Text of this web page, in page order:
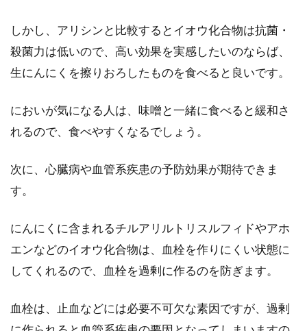
春が旬のものといえば、たけのこ料理を挙げる
ますが、...
小麦粉とバターで作ろう！絶品お菓
子と楽しい料理のレシピ
思えば小麦粉とバターでできるお菓子や料理は
カロリーオフでも美味しいレシピ！
しかし、アリシンと比較するとイオウ化合物は抗菌・
殺菌力は低いので、高い効果を実感したいのならば、
生にんにくを擦りおろしたものを食べると良いです。
においが気になる人は、味噌と一緒に食べると緩和さ
れるので、食べやすくなるでしょう。
次に、心臓病や血管系疾患の予防効果が期待できま
す。
にんにくに含まれるチルアリルトリスルフィドやアホ
エンなどのイオウ化合物は、血栓を作りにくい状態に
してくれるので、血栓を過剰に作るのを防ぎます。
血栓は、止血などには必要不可欠な素因ですが、過剰